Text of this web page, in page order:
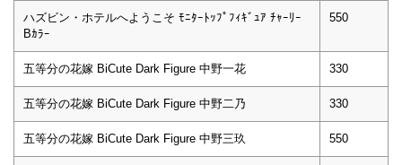
ハズビン・ホテルへようこそ ﾓﾆﾀｰﾄｯﾌﾟﾌｨｷﾞｭｱ ﾁｬｰﾘｰ
Bｶﾗｰ
550
五等分の花嫁 BiCute Dark Figure 中野一花 330
五等分の花嫁 BiCute Dark Figure 中野二乃 330
五等分の花嫁 BiCute Dark Figure 中野三玖 550